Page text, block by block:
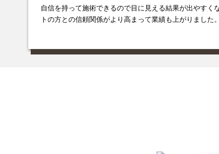
自信を持って施術できるので目に見える結果が出やすく
トの方との信頼関係がより高まって業績も上がりました。